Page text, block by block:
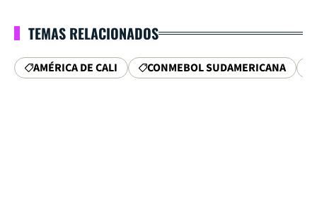
TEMAS RELACIONADOS
AMÉRICA DE CALI CONMEBOL SUDAMERICANA